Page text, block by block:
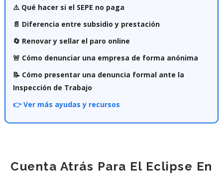
⚠️ Qué hacer si el SEPE no paga
📄 Diferencia entre subsidio y prestación
🔄 Renovar y sellar el paro online
🚨 Cómo denunciar una empresa de forma anónima
📝 Cómo presentar una denuncia formal ante la
Inspección de Trabajo
👉 Ver más ayudas y recursos
Cuenta Atrás Para El Eclipse En